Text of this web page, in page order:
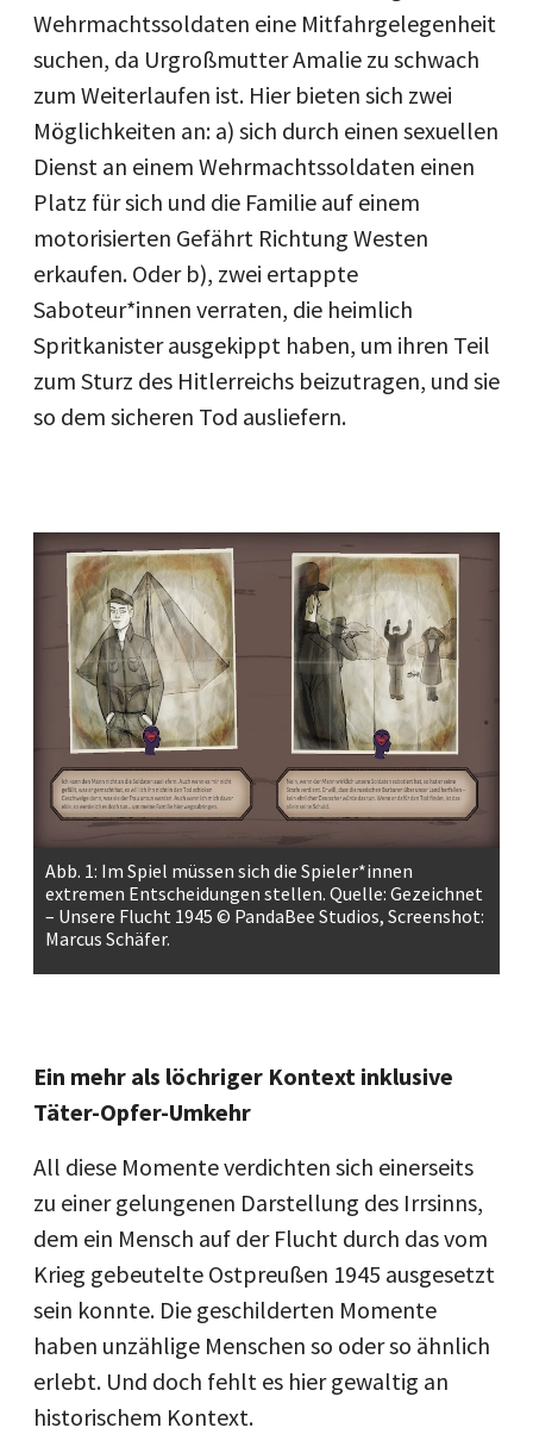
Wehrmachtssoldaten eine Mitfahrgelegenheit
suchen, da Urgroßmutter Amalie zu schwach
zum Weiterlaufen ist. Hier bieten sich zwei
Möglichkeiten an: a) sich durch einen sexuellen
Dienst an einem Wehrmachtssoldaten einen
Platz für sich und die Familie auf einem
motorisierten Gefährt Richtung Westen
erkaufen. Oder b), zwei ertappte
Saboteur*innen verraten, die heimlich
Spritkanister ausgekippt haben, um ihren Teil
zum Sturz des Hitlerreichs beizutragen, und sie
so dem sicheren Tod ausliefern.
Abb. 1: Im Spiel müssen sich die Spieler*innen
extremen Entscheidungen stellen. Quelle: Gezeichnet
– Unsere Flucht 1945 © PandaBee Studios, Screenshot:
Marcus Schäfer.
Ein mehr als löchriger Kontext inklusive
Täter-Opfer-Umkehr
All diese Momente verdichten sich einerseits
zu einer gelungenen Darstellung des Irrsinns,
dem ein Mensch auf der Flucht durch das vom
Krieg gebeutelte Ostpreußen 1945 ausgesetzt
sein konnte. Die geschilderten Momente
haben unzählige Menschen so oder so ähnlich
erlebt. Und doch fehlt es hier gewaltig an
historischem Kontext.